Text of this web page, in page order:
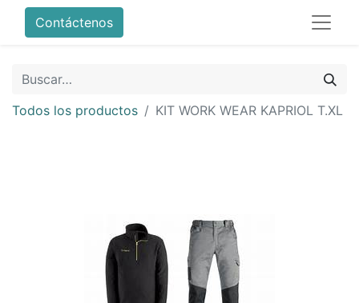
Contáctenos
Todos los productos KIT WORK WEAR KAPRIOL T.XL